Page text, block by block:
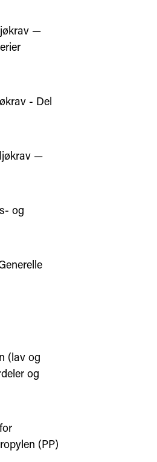
—
- Del
—
og
(lav og
og
(PP)